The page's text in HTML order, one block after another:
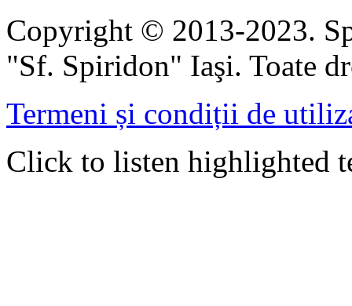
Copyright © 2013-2023.
"Sf. Spiridon" Iaşi. Toate
Termeni și condiții de
Click to listen highlighted